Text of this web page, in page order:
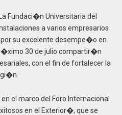
La Fundaci�n Universitaria del
a varios empresarios
su excelente desempe�o en
30 de julio compartir�n
con el fin de fortalecer la
el marco del Foro Internacional
en el Exterior�, que se